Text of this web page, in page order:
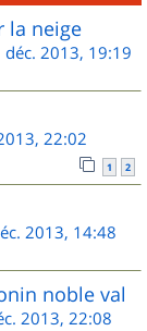
la neige
déc. 2013, 19:19
22:02
1 2
2013, 14:48
noble val
2013, 22:08